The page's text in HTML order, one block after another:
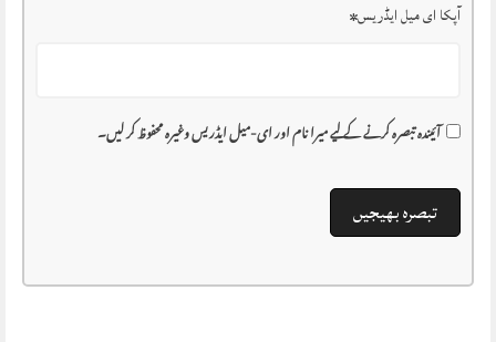
آپکا ای میل ایڈریس*
آئیندہ تبصرہ کرنے کے لیے میرا نام اور ای-میل ایڈریس وغیرہ محفوظ کر لیں۔